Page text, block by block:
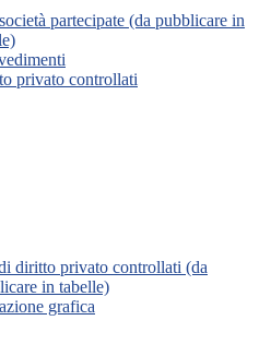
partecipate (da pubblicare in
privato controllati
diritto privato controllati (da
in tabelle)
grafica